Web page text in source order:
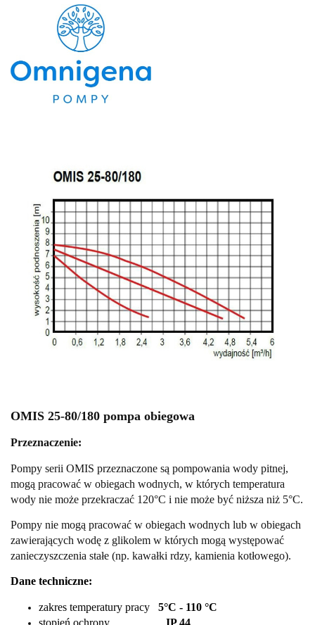
OMIS 25-80/180 pompa obiegowa
Przeznaczenie:
Pompy serii OMIS przeznaczone są pompowania wody pitnej,
mogą pracować w obiegach wodnych, w których temperatura
wody nie może przekraczać 120°C i nie może być niższa niż 5°C.
Pompy nie mogą pracować w obiegach wodnych lub w obiegach
zawierających wodę z glikolem w których mogą występować
zanieczyszczenia stałe (np. kawałki rdzy, kamienia kotłowego).
Dane techniczne:
zakres temperatury pracy 5°C - 110 °C
stopień ochrony IP 44